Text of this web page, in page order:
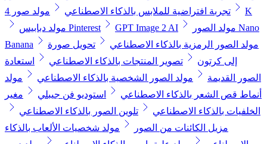
تجربة افتراضية للملابس بالذكاء الاصطناعي
مولد صور 4K
مولد دبابيس Pinterest
GPT Image 2 AI
مولد الصور Nano
Banana
مولد الصور الرمزية بالذكاء الاصطناعي
تحويل صورة
إلى كرتون
تصوير المنتجات بالذكاء الاصطناعي
استعادة
الصور القديمة
مولد الصور الشخصية بالذكاء الاصطناعي
مولد
أنماط قص الشعر بالذكاء الاصطناعي
استوديو فن جيبلي
مغير
الخلفيات بالذكاء الاصطناعي
تلوين الصور بالذكاء الاصطناعي
مزيل الكائنات من الصور
مولد شخصيات الألعاب بالذكاء